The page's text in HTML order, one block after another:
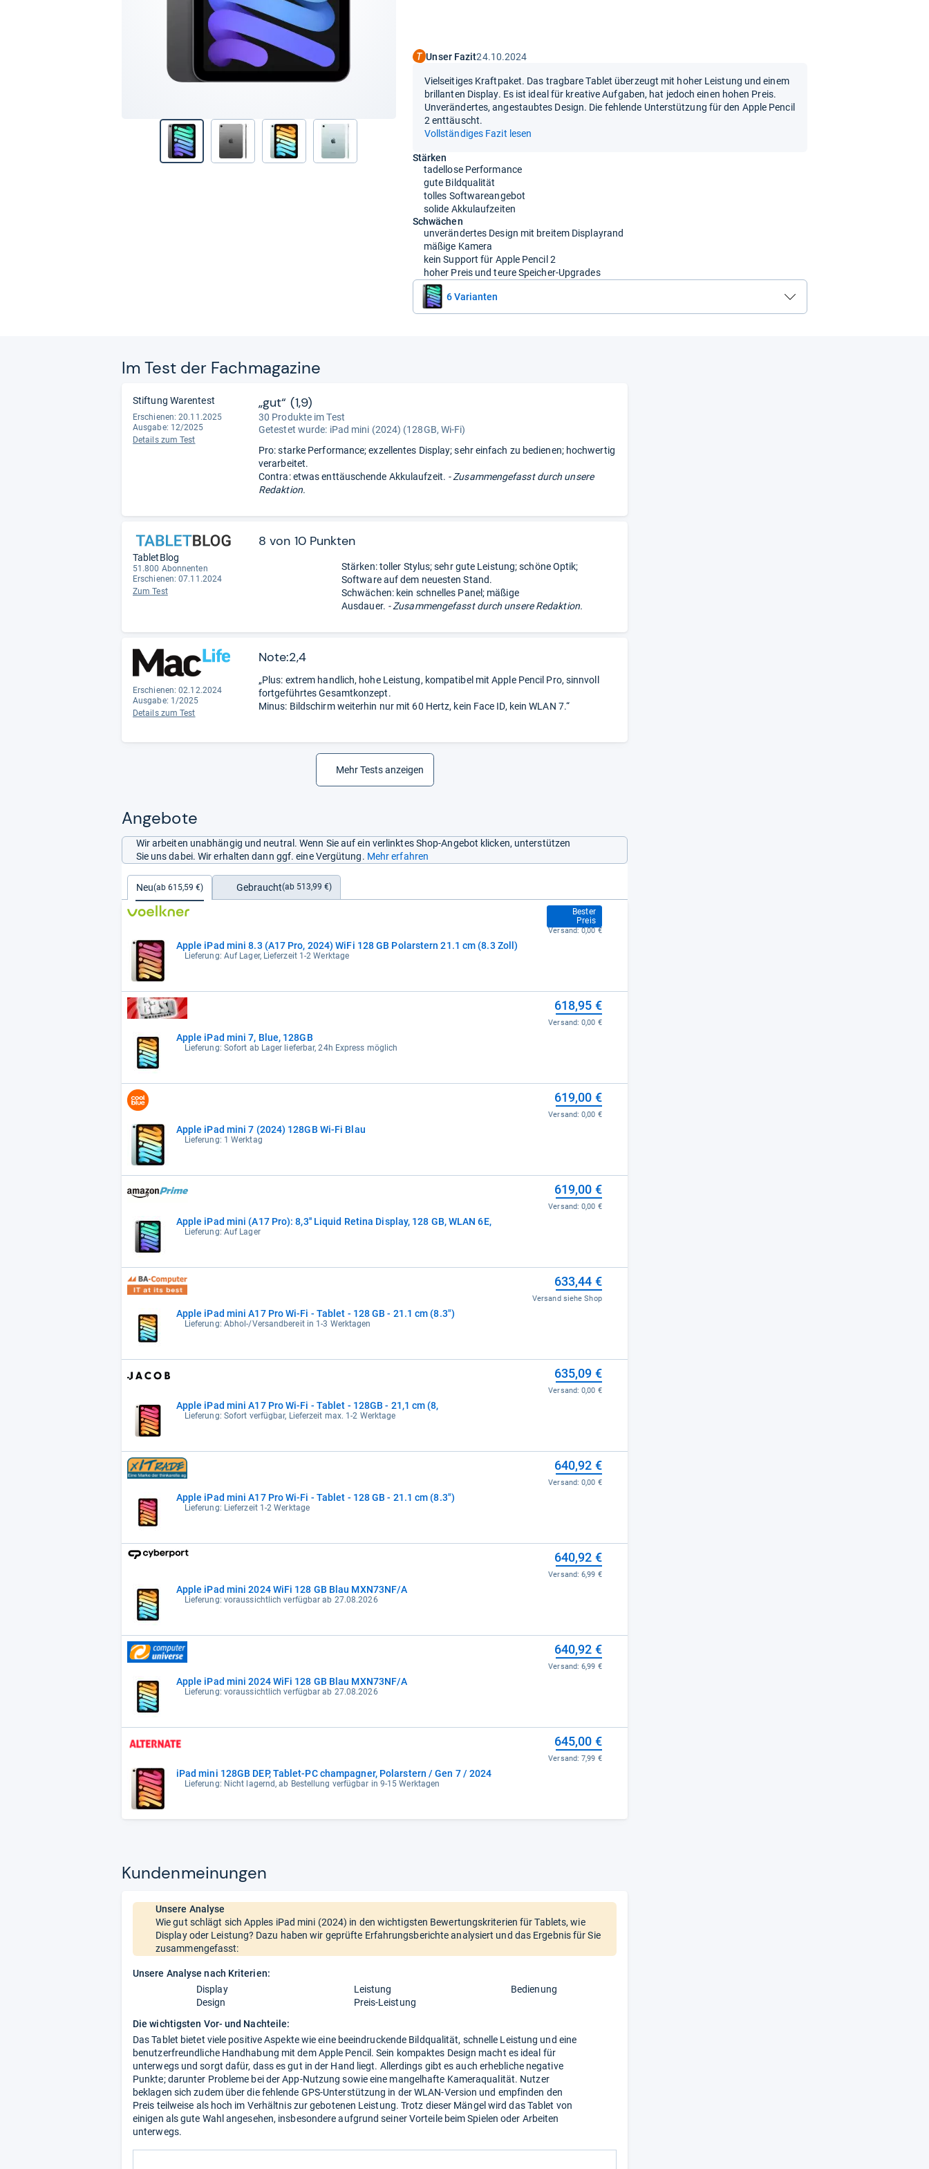
Unser Fazit24.10.2024
Vielseitiges Kraftpaket. Das tragbare Tablet überzeugt mit hoher Leistung und einem
brillanten Display. Es ist ideal für kreative Aufgaben, hat jedoch einen hohen Preis.
Unverändertes, angestaubtes Design. Die fehlende Unterstützung für den Apple Pencil
2 enttäuscht.
Vollständiges Fazit lesen
Stärken
tadellose Performance
gute Bildqualität
tolles Softwareangebot
solide Akkulaufzeiten
Schwächen
unverändertes Design mit breitem Displayrand
mäßige Kamera
kein Support für Apple Pencil 2
hoher Preis und teure Speicher-Upgrades
6 Varianten
Im Test der Fach­ma­ga­zine
Stiftung Warentest
Erschienen: 20.11.2025
Ausgabe: 12/2025
Details zum Test
„gut“ (1,9)
30 Produkte im Test
Getestet wurde: iPad mini (2024) (128GB, Wi-Fi)
Pro: starke Performance; exzellentes Display; sehr einfach zu bedienen; hochwertig
verarbeitet.
Contra: etwas enttäuschende Akkulaufzeit. - Zusammengefasst durch unsere
Redaktion.
TabletBlog
51.800 Abonnenten
Erschienen: 07.11.2024
Zum Test
8 von 10 Punkten
Stärken: toller Stylus; sehr gute Leistung; schöne Optik;
Software auf dem neuesten Stand.
Schwächen: kein schnelles Panel; mäßige
Ausdauer. - Zusammengefasst durch unsere Redaktion.
Erschienen: 02.12.2024
Ausgabe: 1/2025
Details zum Test
Note:2,4
„Plus: extrem handlich, hohe Leistung, kompatibel mit Apple Pencil Pro, sinnvoll
fortgeführtes Gesamtkonzept.
Minus: Bildschirm weiterhin nur mit 60 Hertz, kein Face ID, kein WLAN 7.“
Mehr Tests anzeigen
Angebote
Wir arbeiten unabhängig und neutral. Wenn Sie auf ein verlinktes Shop-Angebot klicken, unterstützen
Sie uns dabei. Wir erhalten dann ggf. eine Vergütung. Mehr erfahren
Neu(ab 615,59 €) Gebraucht(ab 513,99 €)
Apple iPad mini 8.3 (A17 Pro, 2024) WiFi 128 GB Polarstern 21.1 cm (8.3 Zoll)
Lieferung: Auf Lager, Lieferzeit 1-2 Werktage
Bester
Preis
615,59 €
Versand:0,00 €
Apple iPad mini 7, Blue, 128GB
Lieferung: Sofort ab Lager lieferbar, 24h Express möglich
618,95 €
Versand:0,00 €
Apple iPad mini 7 (2024) 128GB Wi-Fi Blau
Lieferung: 1 Werktag
619,00 €
Versand:0,00 €
Apple iPad mini (A17 Pro): 8,3'' Liquid Retina Display, 128 GB, WLAN 6E,
Lieferung: Auf Lager
619,00 €
Versand:0,00 €
Apple iPad mini A17 Pro Wi-Fi - Tablet - 128 GB - 21.1 cm (8.3")
Lieferung: Abhol-/Versandbereit in 1-3 Werktagen
633,44 €
Versand siehe Shop
Apple iPad mini A17 Pro Wi-Fi - Tablet - 128GB - 21,1 cm (8,
Lieferung: Sofort verfügbar, Lieferzeit max. 1-2 Werktage
635,09 €
Versand:0,00 €
Apple iPad mini A17 Pro Wi-Fi - Tablet - 128 GB - 21.1 cm (8.3")
Lieferung: Lieferzeit 1-2 Werktage
640,92 €
Versand:0,00 €
Apple iPad mini 2024 WiFi 128 GB Blau MXN73NF/A
Lieferung: voraussichtlich verfügbar ab 27.08.2026
640,92 €
Versand:6,99 €
Apple iPad mini 2024 WiFi 128 GB Blau MXN73NF/A
Lieferung: voraussichtlich verfügbar ab 27.08.2026
640,92 €
Versand:6,99 €
iPad mini 128GB DEP, Tablet-PC champagner, Polarstern / Gen 7 / 2024
Lieferung: Nicht lagernd, ab Bestellung verfügbar in 9-15 Werktagen
645,00 €
Versand:7,99 €
Kun­den­mei­nun­gen
Unsere Analyse
Wie gut schlägt sich Apples iPad mini (2024) in den wichtigsten Bewertungskriterien für Tablets, wie
Display oder Leistung? Dazu haben wir geprüfte Erfahrungsberichte analysiert und das Ergebnis für Sie
zusammengefasst:
Unsere Analyse nach Kriterien:
Display
Leistung
Bedienung
Design
Preis-Leistung
Die wichtigsten Vor- und Nachteile:
Das Tablet bietet viele positive Aspekte wie eine beeindruckende Bildqualität, schnelle Leistung und eine
benutzerfreundliche Handhabung mit dem Apple Pencil. Sein kompaktes Design macht es ideal für
unterwegs und sorgt dafür, dass es gut in der Hand liegt. Allerdings gibt es auch erhebliche negative
Punkte; darunter Probleme bei der App-Nutzung sowie eine mangelhafte Kameraqualität. Nutzer
beklagen sich zudem über die fehlende GPS-Unterstützung in der WLAN-Version und empfinden den
Preis teilweise als hoch im Verhältnis zur gebotenen Leistung. Trotz dieser Mängel wird das Tablet von
einigen als gute Wahl angesehen, insbesondere aufgrund seiner Vorteile beim Spielen oder Arbeiten
unterwegs.